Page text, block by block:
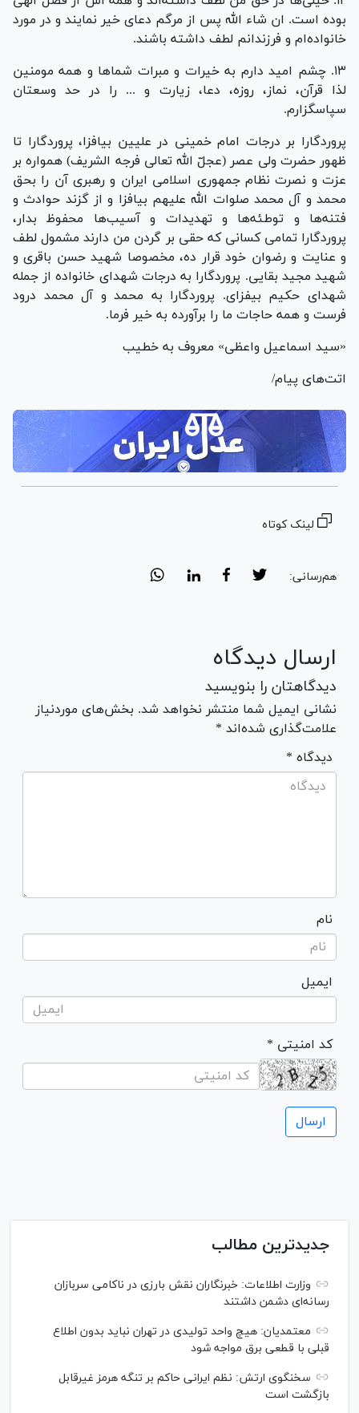
بوده است. ان شاء الله پس از مرگم دعای خیر نمایند و در مورد
خانواده‌ام و فرزندانم لطف داشته باشند.
۱۳. چشم امید دارم به خیرات و مبرات شما‌ها و همه مومنین
لذا قرآن، نماز، روزه، دعا، زیارت و ... را در حد وسعتان
سپاسگزارم.
پروردگارا بر درجات امام خمینی در علیین بیافزا، پروردگارا تا
ظهور حضرت ولی عصر (عجلّ الله تعالی فرجه الشریف) همواره بر
عزت و نصرت نظام جمهوری اسلامی ایران و رهبری آن را بحق
محمد و آل محمد صلوات الله علیهم بیافزا و از گزند حوادث و
فتنه‌ها و توطئه‌ها و تهدیدات و آسیب‌ها محفوظ بدار،
پروردگارا تمامی کسانی که حقی بر گردن من دارند مشمول لطف
و عنایت و رضوان خود قرار ده، مخصوصا شهید حسن باقری و
شهید مجید بقایی. پروردگارا به درجات شهدای خانواده از جمله
شهدای حکیم بیفزای. پروردگارا به محمد و آل محمد درود
فرست و همه حاجات ما را برآورده به خیر فرما.
«سید اسماعیل واعظی» معروف به خطیب
اتت‌های پیام/
لینک کوتاه
هم‌رسانی:
ارسال دیدگاه
دیدگاهتان را بنویسید
نشانی ایمیل شما منتشر نخواهد شد. بخش‌های موردنیاز
علامت‌گذاری شده‌اند *
* دیدگاه
نام
ایمیل
* کد امنیتی
جدیدترین مطالب
وزارت اطلاعات: خبرنگاران نقش بارزی در ناکامی سربازان
رسانه‌ای دشمن داشتند
معتمدیان: هیچ واحد تولیدی در تهران نباید بدون اطلاع
قبلی با قطعی برق مواجه شود
سخنگوی ارتش: نظم ایرانی حاکم بر تنگه هرمز غیرقابل
بازگشت است